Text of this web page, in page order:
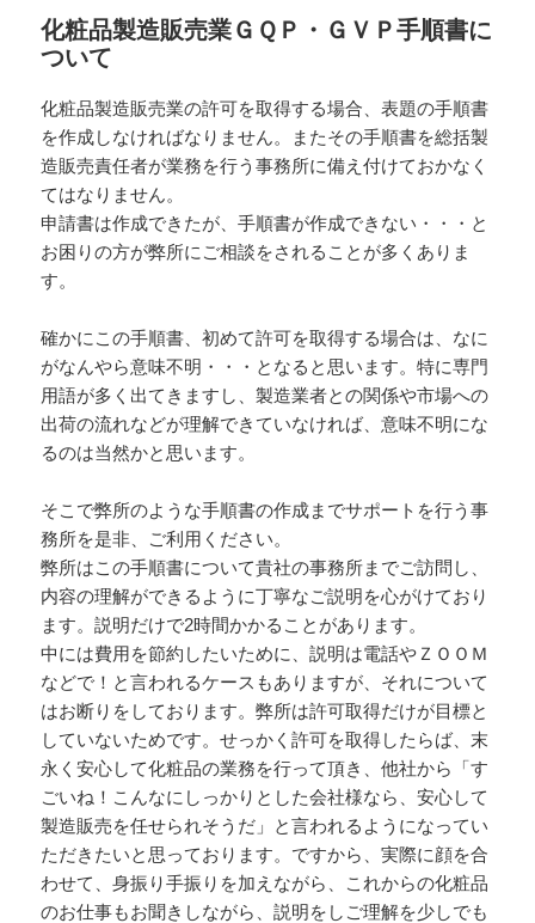
ー
化粧品製造販売業ＧＱＰ・ＧＶＰ手順書に
ついて
化粧品製造販売業の許可を取得する場合、表題の手順書
を作成しなければなりません。またその手順書を総括製
造販売責任者が業務を行う事務所に備え付けておかなく
てはなりません。
申請書は作成できたが、手順書が作成できない・・・と
お困りの方が弊所にご相談をされることが多くありま
す。
確かにこの手順書、初めて許可を取得する場合は、なに
がなんやら意味不明・・・となると思います。特に専門
用語が多く出てきますし、製造業者との関係や市場への
出荷の流れなどが理解できていなければ、意味不明にな
るのは当然かと思います。
そこで弊所のような手順書の作成までサポートを行う事
務所を是非、ご利用ください。
弊所はこの手順書について貴社の事務所までご訪問し、
内容の理解ができるように丁寧なご説明を心がけており
ます。説明だけで2時間かかることがあります。
中には費用を節約したいために、説明は電話やＺＯＯＭ
などで！と言われるケースもありますが、それについて
はお断りをしております。弊所は許可取得だけが目標と
していないためです。せっかく許可を取得したらば、末
永く安心して化粧品の業務を行って頂き、他社から「す
ごいね！こんなにしっかりとした会社様なら、安心して
製造販売を任せられそうだ」と言われるようになってい
ただきたいと思っております。ですから、実際に顔を合
わせて、身振り手振りを加えながら、これからの化粧品
のお仕事もお聞きしながら、説明をしご理解を少しでも